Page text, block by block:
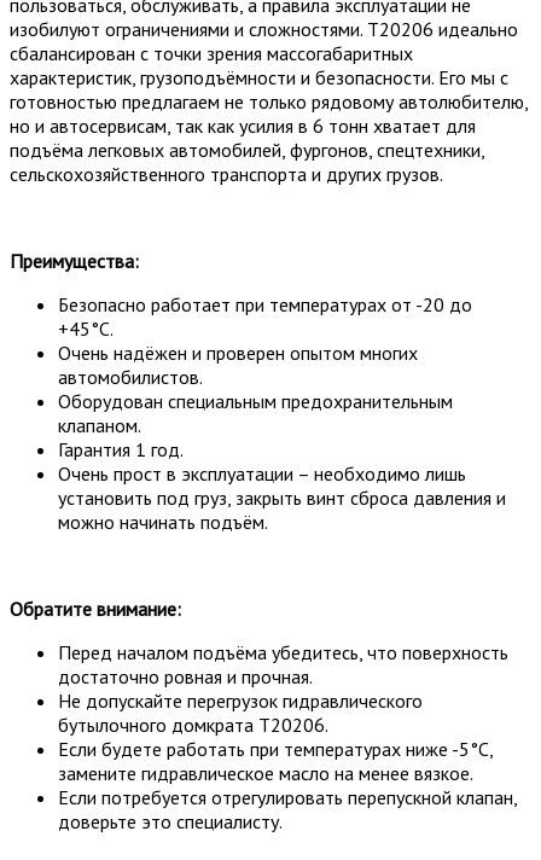
изобилуют ограничениями и сложностями. T20206 идеально
сбалансирован с точки зрения массогабаритных
характеристик, грузоподъёмности и безопасности. Его мы с
готовностью предлагаем не только рядовому автолюбителю,
но и автосервисам, так как усилия в 6 тонн хватает для
подъёма легковых автомобилей, фургонов, спецтехники,
сельскохозяйственного транспорта и других грузов.
Преимущества:
Безопасно работает при температурах от -20 до
+45°C.
Очень надёжен и проверен опытом многих
автомобилистов.
Оборудован специальным предохранительным
клапаном.
Гарантия 1 год.
Очень прост в эксплуатации – необходимо лишь
установить под груз, закрыть винт сброса давления и
можно начинать подъём.
Обратите внимание:
Перед началом подъёма убедитесь, что поверхность
достаточно ровная и прочная.
Не допускайте перегрузок гидравлического
бутылочного домкрата T20206.
Если будете работать при температурах ниже -5°C,
замените гидравлическое масло на менее вязкое.
Если потребуется отрегулировать перепускной клапан,
доверьте это специалисту.